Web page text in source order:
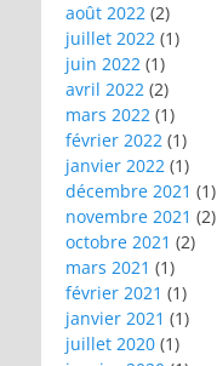
août 2022 (2)
juillet 2022 (1)
juin 2022 (1)
avril 2022 (2)
mars 2022 (1)
février 2022 (1)
janvier 2022 (1)
décembre 2021 (1)
novembre 2021 (2)
octobre 2021 (2)
mars 2021 (1)
février 2021 (1)
janvier 2021 (1)
juillet 2020 (1)